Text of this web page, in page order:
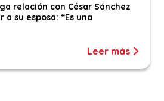
relación con César Sánchez
su esposa: “Es una
Leer más